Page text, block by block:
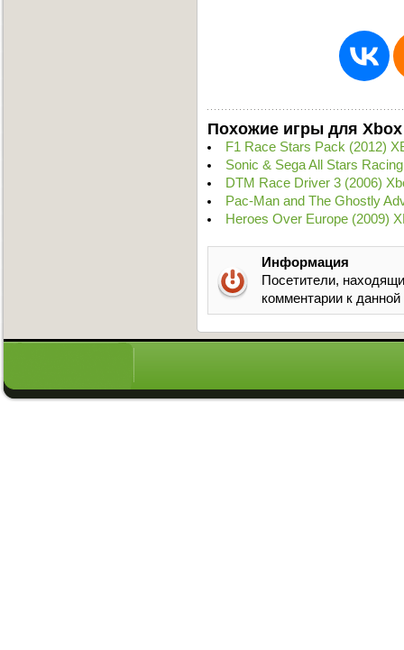
Похожие игры для Xbox
F1 Race Stars Pack (2012)
Sonic & Sega All Stars
DTM Race Driver 3 (2006)
Pac-Man and The Ghostly
Heroes Over Europe (2009)
Информация
Посетители,
комментарии к